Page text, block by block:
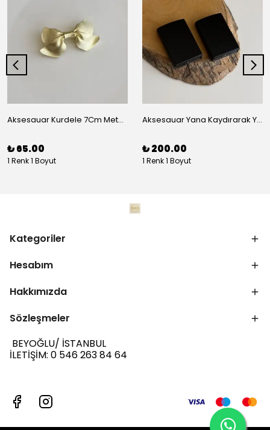
Aksesauar Kurdele 7Cm Metal Pens Toka
₺ 65.00
1 Renk 1 Boyut
Aksesauar Yana Kaydırarak Yanmalı Kum Siyah Çakmak
₺ 200.00
1 Renk 1 Boyut
Kategoriler
Hesabım
Hakkımızda
Sözleşmeler
BEYOĞLU/ İSTANBUL
İLETİŞİM: 0 546 263 84 64